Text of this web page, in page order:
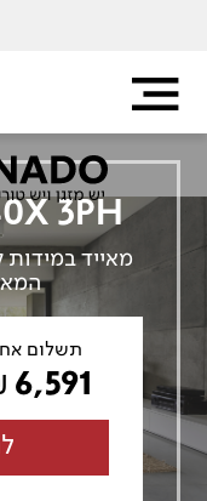
3PH
מאייד במידות
תשלום
6,591